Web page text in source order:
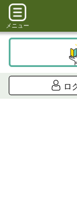
メニュー
ロ